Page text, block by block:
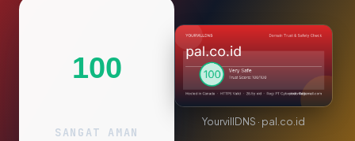
100
SANGAT AMAN
YourvillDNS · pal.co.id